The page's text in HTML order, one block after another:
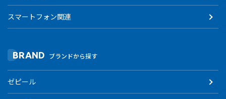
スマートフォン関連
BRAND ブランドから探す
ゼピール